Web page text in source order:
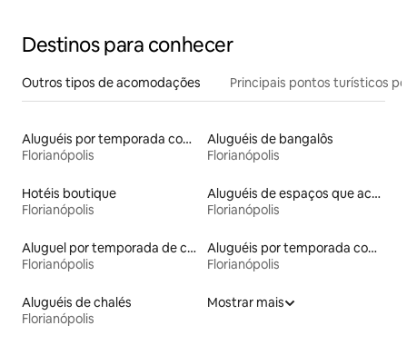
Destinos para conhecer
Outros tipos de acomodações Principais pontos turísticos
Aluguéis por temporada com acesso ao lago
Florianópolis
Aluguéis de bangalôs
Florianópolis
Hotéis boutique
Florianópolis
Aluguéis de espaços que aceitam animais de estimação
Florianópolis
Aluguel por temporada de casas na terra
Florianópolis
Aluguéis por temporada com suítes privativas
Florianópolis
Aluguéis de chalés
Florianópolis
Mostrar mais